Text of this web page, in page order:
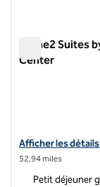
Home2 Suites
Center
Afficher les
Afficher les
52,94 miles
Petit déjeuner